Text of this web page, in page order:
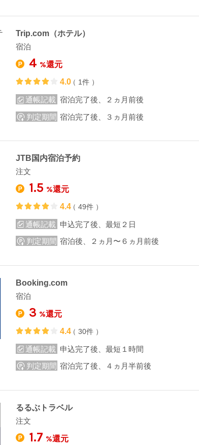
Trip.com（ホテル）
宿泊
4 %還元
4.0（ 1件 ）
通帳記載 宿泊完了後、２ヵ月前後
判定期間 宿泊完了後、３ヵ月前後
JTB国内宿泊予約
注文
1.5 %還元
4.4（ 49件 ）
通帳記載 申込完了後、最短２日
判定期間 宿泊後、２ヵ月〜６ヵ月前後
Booking.com
宿泊
3 %還元
4.4（ 30件 ）
通帳記載 申込完了後、最短１時間
判定期間 宿泊完了後、４ヵ月半前後
るるぶトラベル
注文
1.7 %還元